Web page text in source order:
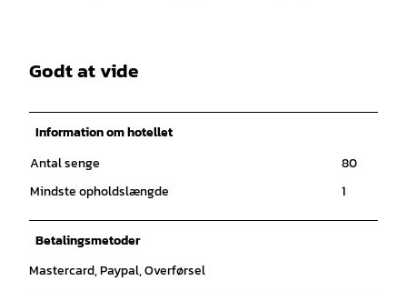
Godt at vide
Information om hotellet
Antal senge
80
Mindste opholdslængde
1
Betalingsmetoder
Mastercard, Paypal, Overførsel